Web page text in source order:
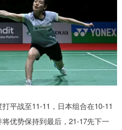
平战至11-11，日本组合在10-11
优势保持到最后，21-17先下一